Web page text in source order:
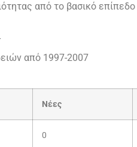
από το βασικό
από 1997-2007
Νέες
0